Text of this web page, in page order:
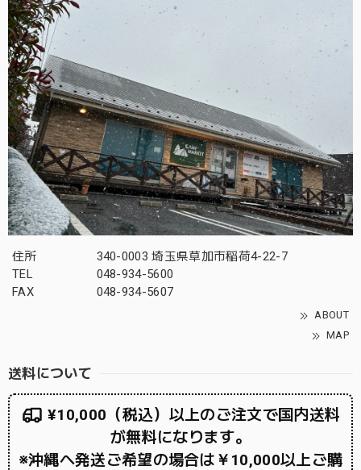
住所
340-0003 埼玉県草加市稲荷4-22-7
TEL
048-934-5600
FAX
048-934-5607
ABOUT
MAP
送料について
¥10,000（税込）以上のご注文で国内送料
が無料になります。
※沖縄へ発送ご希望の場合は￥10,000以上ご購